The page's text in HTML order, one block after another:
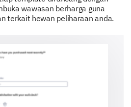
wawasan berharga guna
terkait hewan peliharaan anda.